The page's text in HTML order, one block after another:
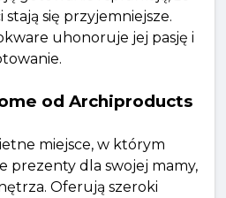
się przyjemniejsze.
uhonoruje jej pasję i
od Archiproducts
miejsce, w którym
prezenty dla swojej mamy,
Oferują szeroki